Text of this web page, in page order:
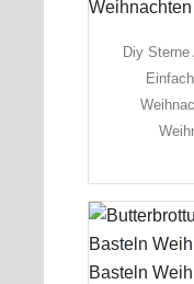
Diy